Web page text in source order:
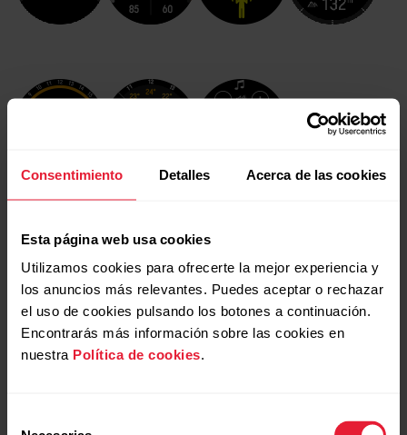
Consentimiento Detalles Acerca de las cookies
Esta página web usa cookies
Utilizamos cookies para ofrecerte la mejor experiencia y
los anuncios más relevantes. Puedes aceptar o rechazar
el uso de cookies pulsando los botones a continuación.
Encontrarás más información sobre las cookies en
nuestra Política de cookies.
Personaliza tu reloj con correas
intercambiables
Las correas intercambiables te permiten personalizar tu
reloj para que se adapte a todas las situaciones y estilos de
forma que lo puedas usar en cualquier momento y
sueño.